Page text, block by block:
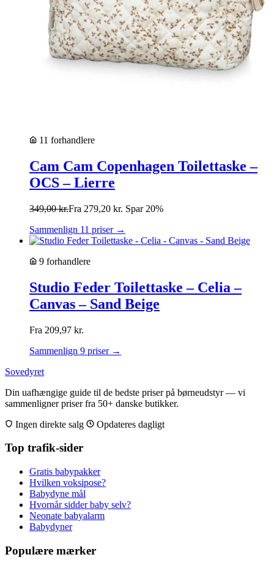
11 forhandlere
Cam Cam Copenhagen Toilettaske –
OCS – Lierre
349,00kr.Fra 279,20 kr. Spar 20%
Sammenlign 11 priser →
9 forhandlere
Studio Feder Toilettaske – Celia –
Canvas – Sand Beige
Fra 209,97 kr.
Sammenlign 9 priser →
Sovedyret
Din uafhængige guide til de bedste priser på børneudstyr — vi
sammenligner priser fra 50+ danske butikker.
Ingen direkte salg
Opdateres dagligt
Top trafik-sider
Gratis babypakker
Hvilken voksipose?
Babydyne mål
Hvornår sidder baby selv?
Neonate babyalarm
Babydyner
Populære mærker